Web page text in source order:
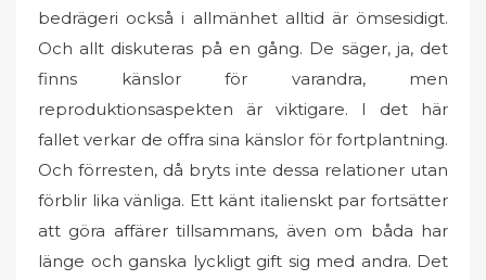
bedrägeri också i allmänhet alltid är ömsesidigt.
Och allt diskuteras på en gång. De säger, ja, det
finns känslor för varandra, men
reproduktionsaspekten är viktigare. I det här
fallet verkar de offra sina känslor för fortplantning.
Och förresten, då bryts inte dessa relationer utan
förblir lika vänliga. Ett känt italienskt par fortsätter
att göra affärer tillsammans, även om båda har
länge och ganska lyckligt gift sig med andra. Det